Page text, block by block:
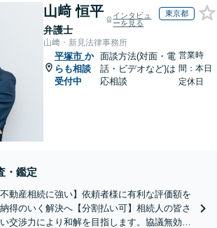
山﨑 恒平
弁護士
インタビュ
ーを見る
東京都
山﨑・新見法律事務所
平塚市 か
らも相談
受付中
面談方法(対面・電
話・ビデオなど)は
応相談
営業時
間：本日
定休日
・鑑定
動産相続に強い】依頼者様に有利な評価額を
得のいく解決へ【分割払い可】相続人の皆さ
交渉力により和解を目指します。協議無効確